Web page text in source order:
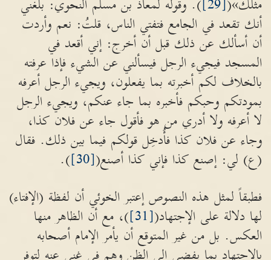
مثلك»([29]
). وقوله لمعاذ بن مسلم النحوي: بلغني
أنك تقعد في الجامع فتفتي الناس، قلتُ: نعم وأردت
أن أسألك عن ذلك قبل أن أخرج: إني أقعد في
المسجد فيجيء الرجل فيسألني عن الشيء فإذا عرفته
بالخلاف لكم أخبرته بما يفعلون، ويجيء الرجل أعرفه
بمودتكم وحبكم فأخبره بما جاء عنكم، ويجيء الرجل
لا أعرفه ولا أدري من هو فأقول جاء عن فلان كذا،
وجاء عن فلان كذا فأُدخِل قولكم فيما بين ذلك. فقال
(ع) لي: إصنع كذا فإني كذا أصنع([30]
).
فطبقاً لمثل هذه النصوص إعتبر الخوئي أن لفظة (الإفتاء)
لها دلالة على الإجتهاد([31]
)، مع أن الظاهر منها
العكس. بل من غير المتوقع أن يأمر الإمام أصحابه
بالإجتهاد بما يفضي إلى الظن وهم في غنى عنه لتوفر